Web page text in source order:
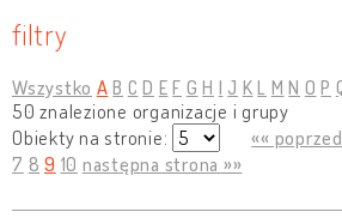
filtry
Wszystko A B C D E F G H I J K L M N O P
50 znalezione organizacje i grupy
Obiekty na stronie:
««
7 8 9 10 następna strona »»